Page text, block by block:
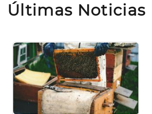
Últimas Noticias